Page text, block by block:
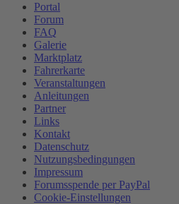
Portal
Forum
FAQ
Galerie
Marktplatz
Fahrerkarte
Veranstaltungen
Anleitungen
Partner
Links
Kontakt
Datenschutz
Nutzungsbedingungen
Impressum
Forumsspende per PayPal
Cookie-Einstellungen